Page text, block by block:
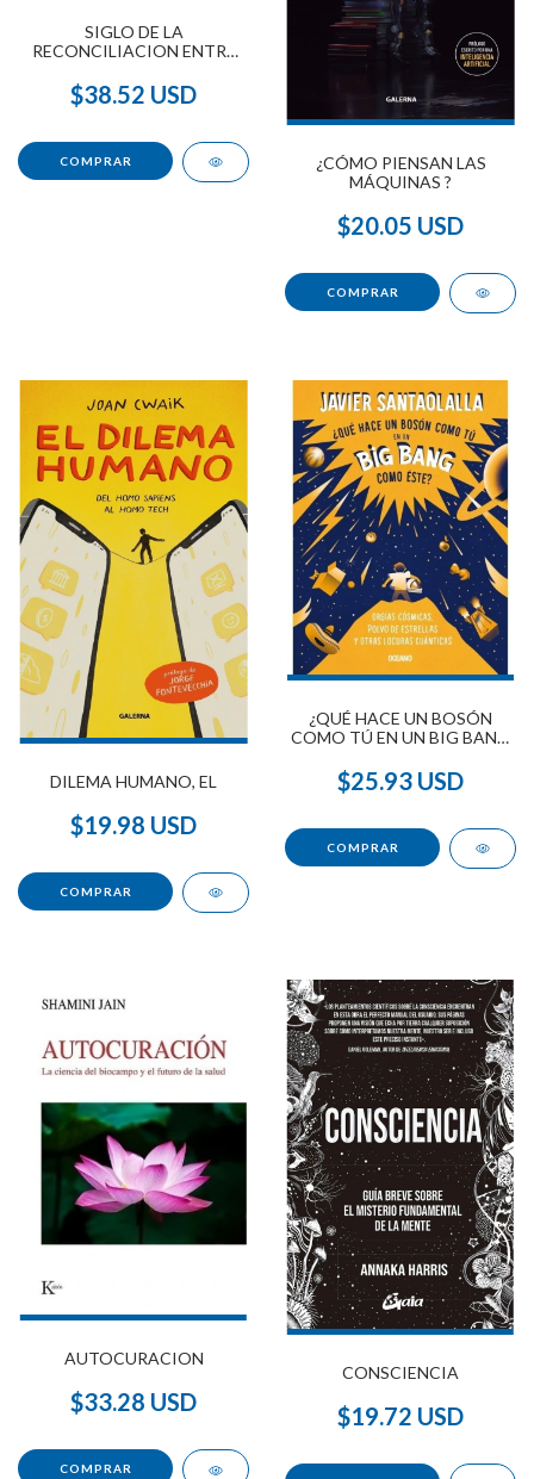
SIGLO DE LA
RECONCILIACION ENTRE
ESPIRITUALIDAD , EL
$38.52 USD
¿CÓMO PIENSAN LAS
MÁQUINAS ?
$20.05 USD
DILEMA HUMANO, EL
$19.98 USD
¿QUÉ HACE UN BOSÓN
COMO TÚ EN UN BIG BANG
$25.93 USD
AUTOCURACION
$33.28 USD
CONSCIENCIA
$19.72 USD